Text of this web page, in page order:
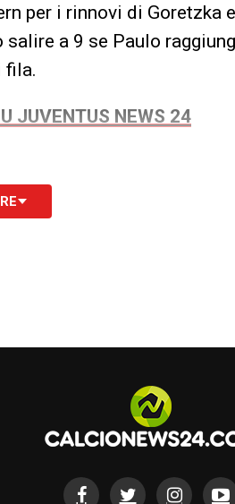
per i rinnovi di Goretzka
salire a 9 se Paulo
fila.
JUVENTUS NEWS 24